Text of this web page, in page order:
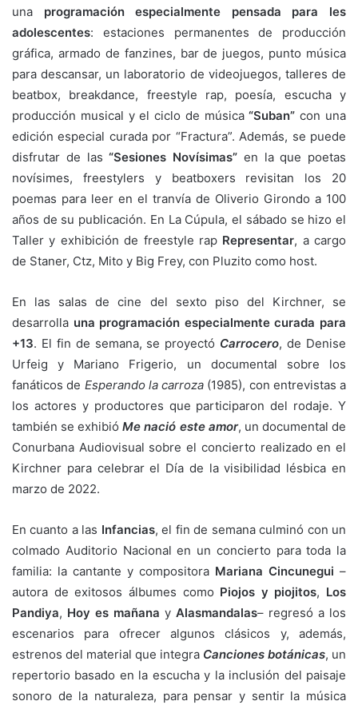
una programación especialmente pensada para les
adolescentes: estaciones permanentes de producción
gráfica, armado de fanzines, bar de juegos, punto música
para descansar, un laboratorio de videojuegos, talleres de
beatbox, breakdance, freestyle rap, poesía, escucha y
producción musical y el ciclo de música“Suban” con una
edición especial curada por “Fractura”. Además, se puede
disfrutar de las“Sesiones Novísimas” en la que poetas
novísimes, freestylers y beatboxers revisitan los 20
poemas para leer en el tranvía de Oliverio Girondo a 100
años de su publicación. En La Cúpula, el sábado se hizo el
Taller y exhibición de freestyle rap Representar, a cargo
de Staner, Ctz, Mito y Big Frey, con Pluzito como host.
En las salas de cine del sexto piso del Kirchner, se
desarrolla una programación especialmente curada para
+13. El fin de semana, se proyectó Carrocero, de Denise
Urfeig y Mariano Frigerio, un documental sobre los
fanáticos de Esperando la carroza (1985), con entrevistas a
los actores y productores que participaron del rodaje. Y
también se exhibióMe nació este amor, un documental de
Conurbana Audiovisual sobre el concierto realizado en el
Kirchner para celebrar el Día de la visibilidad lésbica en
marzo de 2022.
En cuanto a las Infancias, el fin de semana culminó con un
colmado Auditorio Nacional en un concierto para toda la
familia: la cantante y compositora Mariana Cincunegui –
autora de exitosos álbumes como Piojos y piojitos, Los
Pandiya, Hoy es mañana y Alasmandalas– regresó a los
escenarios para ofrecer algunos clásicos y, además,
estrenos del material que integra Canciones botánicas, un
repertorio basado en la escucha y la inclusión del paisaje
sonoro de la naturaleza, para pensar y sentir la música